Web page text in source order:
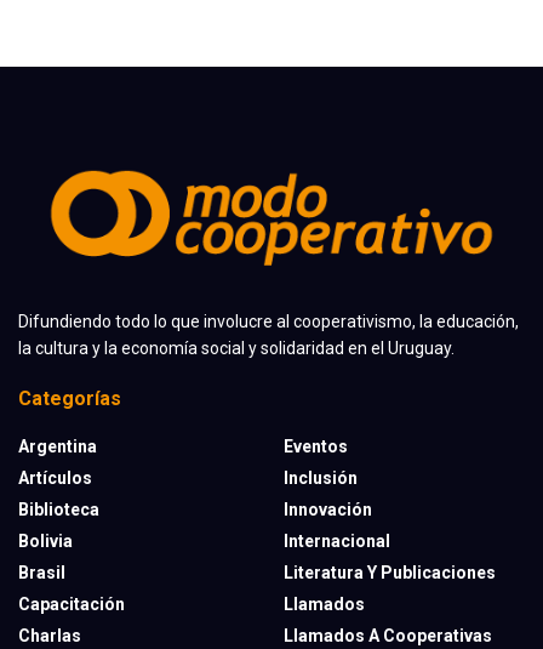
Difundiendo todo lo que involucre al cooperativismo, la educación,
la cultura y la economía social y solidaridad en el Uruguay.
Categorías
Argentina
Artículos
Biblioteca
Bolivia
Brasil
Capacitación
Charlas
Eventos
Inclusión
Innovación
Internacional
Literatura Y Publicaciones
Llamados
Llamados A Cooperativas